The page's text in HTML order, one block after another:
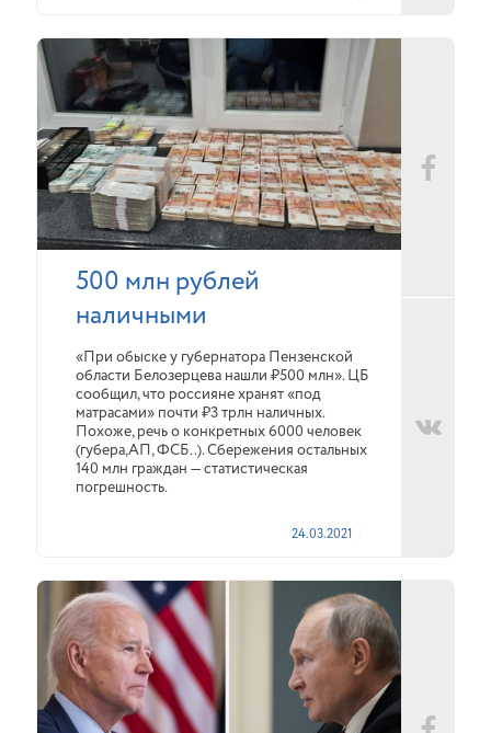
500 млн рублей
наличными
«При обыске у губернатора Пензенской
области Белозерцева нашли ₽500 млн». ЦБ
сообщил, что россияне хранят «под
матрасами» почти ₽3 трлн наличных.
Похоже, речь о конкретных 6000 человек
(губера,АП, ФСБ..). Сбережения остальных
140 млн граждан — статистическая
погрешность.
24.03.2021